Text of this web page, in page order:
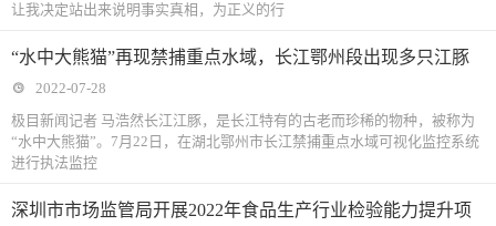
让我决定站出来说明事实真相，为正义的行
“水中大熊猫”再现禁捕重点水域，长江鄂州段出现多只江豚
2022-07-28
极目新闻记者 马浩然长江江豚，是长江特有的古老而珍稀的物种，被称为
“水中大熊猫”。7月22日，在湖北鄂州市长江禁捕重点水域可视化监控系统
进行执法监控
深圳市市场监管局开展2022年食品生产行业检验能力提升项